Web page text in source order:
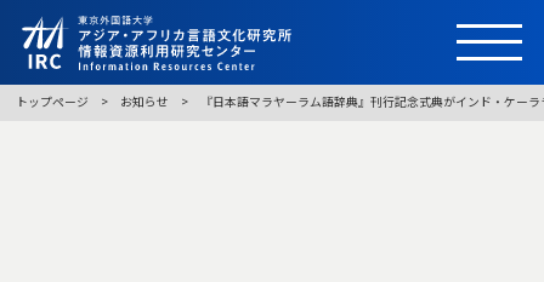
トップページ お知らせ 『日本語マラヤーラム語辞典』刊行記念式典がインド・ケー